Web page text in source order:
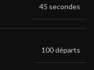
45 secondes
100 départs